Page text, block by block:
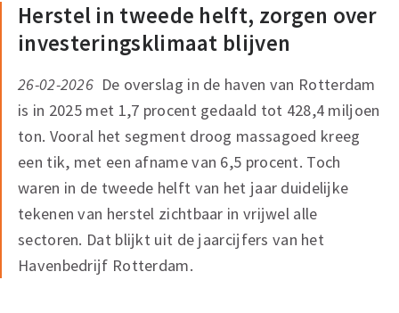
Herstel in tweede helft, zorgen over
investeringsklimaat blijven
26-02-2026 De overslag in de haven van Rotterdam
is in 2025 met 1,7 procent gedaald tot 428,4 miljoen
ton. Vooral het segment droog massagoed kreeg
een tik, met een afname van 6,5 procent. Toch
waren in de tweede helft van het jaar duidelijke
tekenen van herstel zichtbaar in vrijwel alle
sectoren. Dat blijkt uit de jaarcijfers van het
Havenbedrijf Rotterdam.